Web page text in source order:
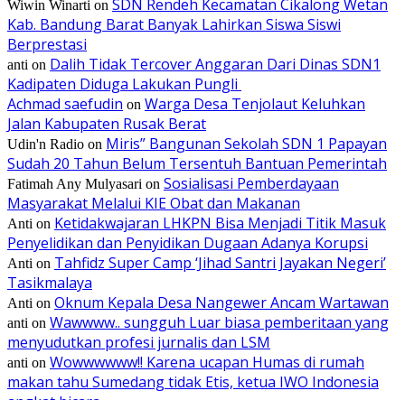
Wiwin Winarti on SDN Rendeh Kecamatan Cikalong Wetan
Kab. Bandung Barat Banyak Lahirkan Siswa Siswi
Berprestasi
anti on Dalih Tidak Tercover Anggaran Dari Dinas SDN1
Kadipaten Diduga Lakukan Pungli
Achmad saefudin on Warga Desa Tenjolaut Keluhkan
Jalan Kabupaten Rusak Berat
Udin'n Radio on Miris” Bangunan Sekolah SDN 1 Papayan
Sudah 20 Tahun Belum Tersentuh Bantuan Pemerintah
Fatimah Any Mulyasari on Sosialisasi Pemberdayaan
Masyarakat Melalui KIE Obat dan Makanan
Anti on Ketidakwajaran LHKPN Bisa Menjadi Titik Masuk
Penyelidikan dan Penyidikan Dugaan Adanya Korupsi
Anti on Tahfidz Super Camp ‘Jihad Santri Jayakan Negeri’
Tasikmalaya
Anti on Oknum Kepala Desa Nangewer Ancam Wartawan
anti on Wawwww.. sungguh Luar biasa pemberitaan yang
menyudutkan profesi jurnalis dan LSM
anti on Wowwwwww!! Karena ucapan Humas di rumah
makan tahu Sumedang tidak Etis, ketua IWO Indonesia